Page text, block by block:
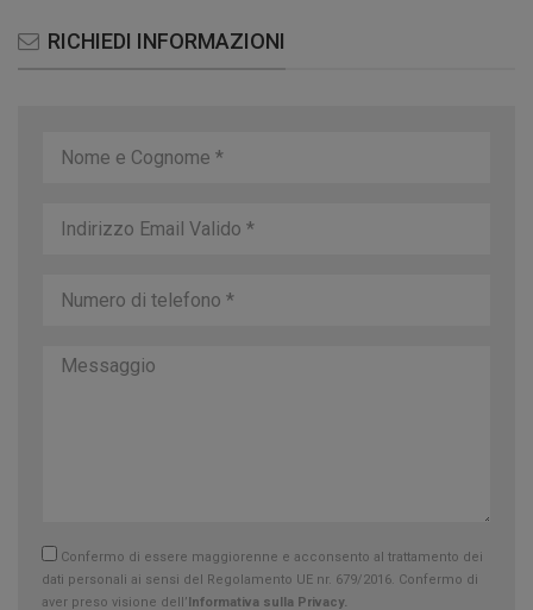
RICHIEDI INFORMAZIONI
Confermo di essere maggiorenne e acconsento al trattamento dei
dati personali ai sensi del Regolamento UE nr. 679/2016. Confermo di
aver preso visione dell’ Informativa sulla Privacy.